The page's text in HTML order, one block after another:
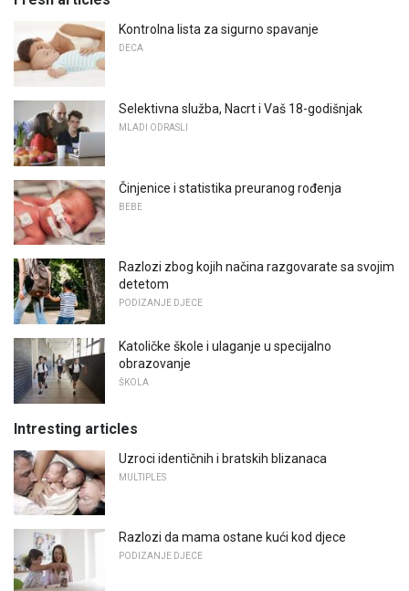
Kontrolna lista za sigurno spavanje
DECA
Selektivna služba, Nacrt i Vaš 18-godišnjak
MLADI ODRASLI
Činjenice i statistika preuranog rođenja
BEBE
Razlozi zbog kojih načina razgovarate sa svojim
detetom
PODIZANJE DJECE
Katoličke škole i ulaganje u specijalno
obrazovanje
ŠKOLA
Intresting articles
Uzroci identičnih i bratskih blizanaca
MULTIPLES
Razlozi da mama ostane kući kod djece
PODIZANJE DJECE